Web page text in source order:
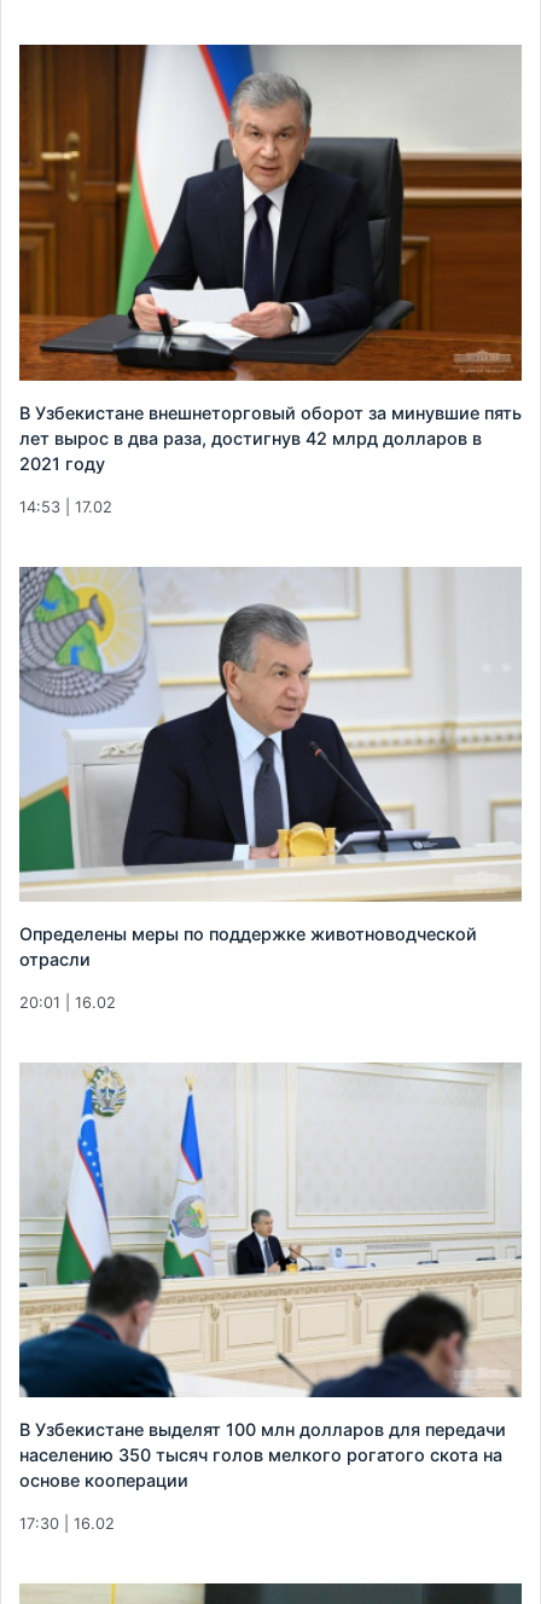
В Узбекистане внешнеторговый оборот за минувшие пять
лет вырос в два раза, достигнув 42 млрд долларов в
2021 году
14:53 | 17.02
Определены меры по поддержке животноводческой
отрасли
20:01 | 16.02
В Узбекистане выделят 100 млн долларов для передачи
населению 350 тысяч голов мелкого рогатого скота на
основе кооперации
17:30 | 16.02